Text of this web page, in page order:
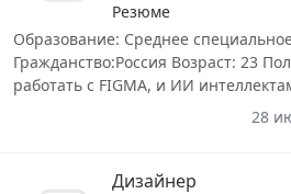
Резюме
Образование: Среднее
Гражданство:Россия Возраст: 23
работать с FIGMA, и ИИ
28
Дизайнер